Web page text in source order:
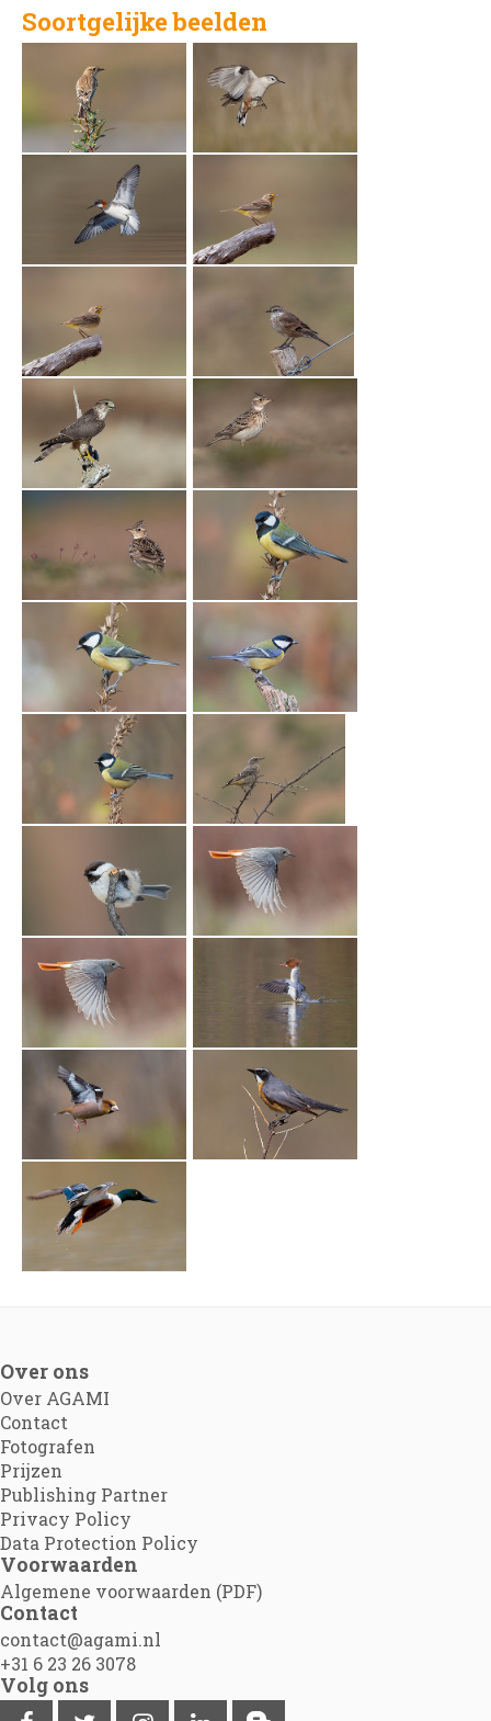
Soortgelijke beelden
Over ons
Over AGAMI
Contact
Fotografen
Prijzen
Publishing Partner
Privacy Policy
Data Protection Policy
Voorwaarden
Algemene voorwaarden (PDF)
Contact
contact@agami.nl
+31 6 23 26 3078
Volg ons